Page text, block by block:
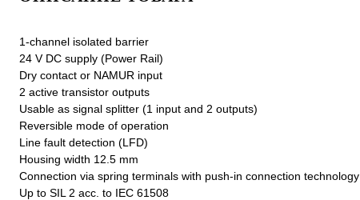
1-channel isolated barrier
24 V DC supply (Power Rail)
Dry contact or NAMUR input
2 active transistor outputs
Usable as signal splitter (1 input and 2 outputs)
Reversible mode of operation
Line fault detection (LFD)
Housing width 12.5 mm
Connection via spring terminals with push-in connection technology
Up to SIL 2 acc. to IEC 61508